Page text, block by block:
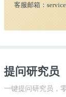
从客户来
客服邮箱：
提问研究员
一键提问研究员，